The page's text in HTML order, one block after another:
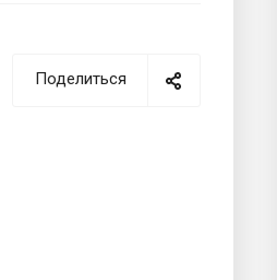
Поделиться